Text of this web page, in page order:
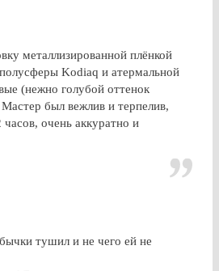
металлизированной плёнкой
Kodiaq и атермальной
(нежно голубой оттенок
был вежлив и терпелив,
очень аккуратно и
на 5+ ! Особенно приятно
и плёнку. Отдельное спасибо
работ, так по их завершении!
тушил и не чего ей не